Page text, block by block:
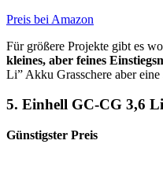
Preis bei Amazon
Für größere Projekte gibt es
kleines, aber feines
Li” Akku Grasschere aber
5. Einhell GC-CG 3,6 Li
Günstigster Preis